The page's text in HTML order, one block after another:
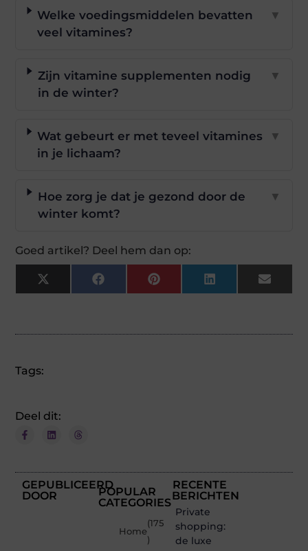
Welke voedingsmiddelen bevatten
veel vitamines?
▼
Zijn vitamine supplementen nodig
in de winter?
▼
Wat gebeurt er met teveel vitamines
in je lichaam?
▼
Hoe zorg je dat je gezond door de
winter komt?
▼
Goed artikel? Deel hem dan op:
X
(Twitter)
FacebookPinterestLinkedInEmail
Tags:
Deel dit:
GEPUBLICEERD
DOOR
POPULAR
CATEGORIES
Home
(175
)
RECENTE
BERICHTEN
Private
shopping:
de luxe